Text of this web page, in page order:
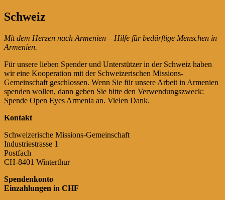
Schweiz
Mit dem Herzen nach Armenien – Hilfe für bedürftige Menschen in
Armenien.
Für unsere lieben Spender und Unterstützer in der Schweiz haben
wir eine Kooperation mit der Schweizerischen Missions-
Gemeinschaft geschlossen. Wenn Sie für unsere Arbeit in Armenien
spenden wollen, dann geben Sie bitte den Verwendungszweck:
Spende Open Eyes Armenia an. Vielen Dank.
Kontakt
Schweizerische Missions-Gemeinschaft
Industriestrasse 1
Postfach
CH-8401 Winterthur
Spendenkonto
Einzahlungen in CHF